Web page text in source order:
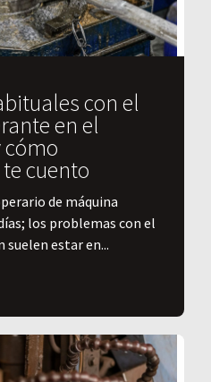
con el
en el
cómo
cuento
de máquina
los problemas con el
estar en...